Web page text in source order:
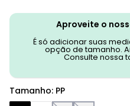
Aproveite o
É só adicionar suas
opção de tamanho.
Consulte nossa
Tamanho: PP